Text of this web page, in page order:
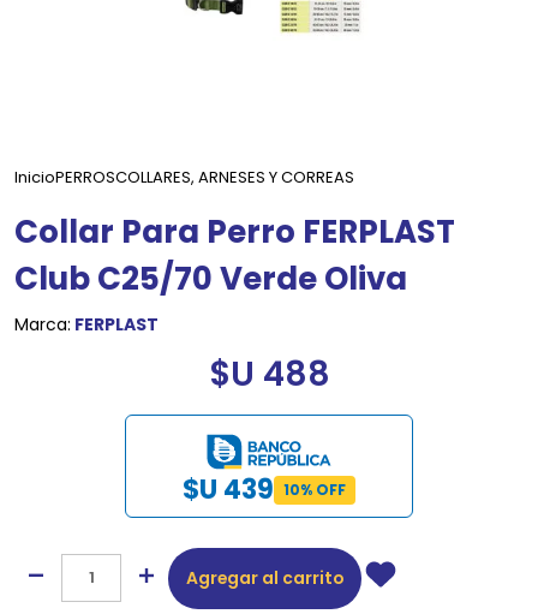
InicioPERROSCOLLARES, ARNESES Y CORREAS
Collar Para Perro FERPLAST
Club C25/70 Verde Oliva
Marca: FERPLAST
$U 488
$U 439 10% OFF
Agregar al carrito